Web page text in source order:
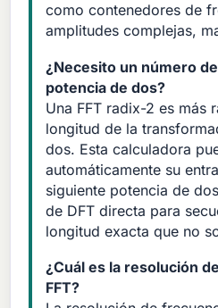
como contenedores de
amplitudes complejas,
¿Necesito un número
potencia de dos?
Una FFT radix-2 es más
longitud de la
dos. Esta calculadora
automáticamente su
siguiente potencia de
de DFT directa para
longitud exacta que no
¿Cuál es la resolución
FFT?